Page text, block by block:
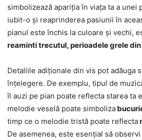
simbolizează apariția în viața ta a unei
iubit-o și reaprinderea pasiunii în
pianul este închis la culoare și vechi,
reaminti trecutul, perioadele grele
Detaliile adiționale din vis pot adăuga
înțelegere. De exemplu, tipul de
îl auzi pe pian poate reflecta starea ta
melodie veselă poate simboliza
timp ce o melodie tristă poate reflecta
De asemenea, este esențial să